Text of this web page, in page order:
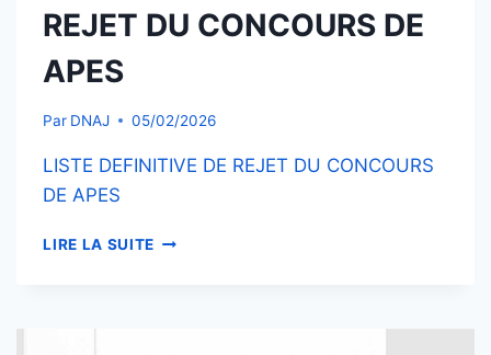
REJET DU CONCOURS DE
APES
Par DNAJ 05/02/2026
LISTE DEFINITIVE DE REJET DU CONCOURS
DE APES
LIRE LA SUITE LISTE